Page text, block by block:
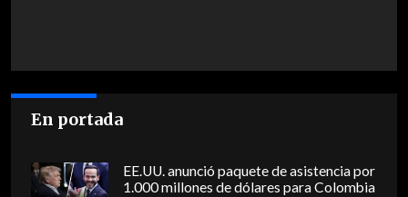
En portada
EE.UU. anunció paquete de asistencia por
1.000 millones de dólares para Colombia